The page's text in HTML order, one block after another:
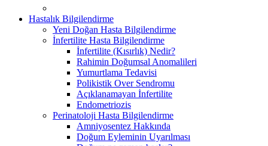
Hastalık Bilgilendirme
Yeni Doğan Hasta Bilgilendirme
İnfertilite Hasta Bilgilendirme
İnfertilite (Kısırlık) Nedir?
Rahimin Doğumsal Anomalileri
Yumurtlama Tedavisi
Polikistik Over Sendromu
Açıklanamayan İnfertilite
Endometriozis
Perinatoloji Hasta Bilgilendirme
Amniyosentez Hakkında
Doğum Eyleminin Uyarılması